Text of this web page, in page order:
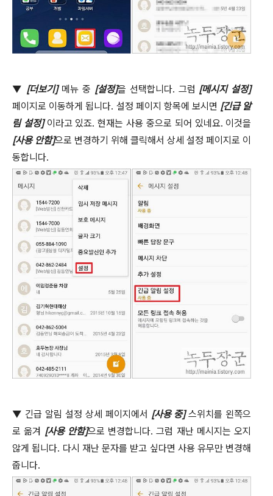
▼ [더보기] 메뉴 중 [설정]을 선택합니다. 그럼 [메시지 설정]
페이지로 이동하게 됩니다. 설정 페이지 항목에 보시면 [긴급 알
림 설정] 이라고 있죠.현재는 사용 중으로 되어 있네요. 이것을
[사용 안함]으로 변경하기 위해 클릭해서 상세 설정 페이지로 이
동합니다.
▼ 긴급 알림 설정 상세 페이지에서 [사용 중] 스위치를 왼쪽으
로 옮겨 [사용 안함]으로 변경합니다.그럼 재난 메시지는 오지
않게 됩니다. 다시 재난 문자를 받고 싶다면 사용 유무만 변경해
줍니다.